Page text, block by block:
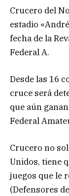
Crucero del
estadio
fecha de la
Federal A.
Desde las 16
cruce será
que aún
Federal
Crucero no
Unidos, tiene
juegos que le
(Defensores